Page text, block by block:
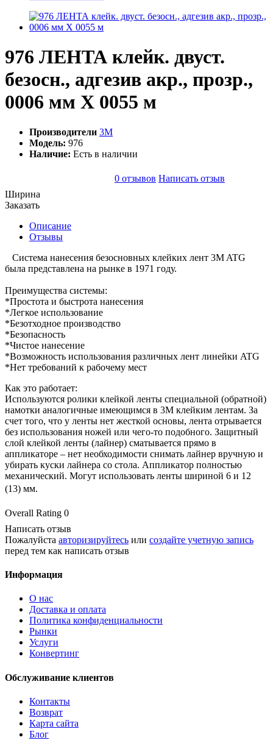
976 ЛЕНТА клейк. двуст.
безосн., адгезив акр., прозр.,
0006 мм Х 0055 м
Производители 3M
Модель: 976
Наличие: Есть в наличии
0 отзывов Написать отзыв
Ширина
Заказать
Описание
Отзывы
Система нанесения безосновных клейких лент 3M ATG
была представлена на рынке в 1971 году.
Преимущества системы:
*Простота и быстрота нанесения
*Легкое использование
*Безотходное производство
*Безопасность
*Чистое нанесение
*Возможность использования различных лент линейки ATG
*Нет требований к рабочему мест
Как это работает:
Используются ролики клейкой ленты специальной (обратной)
намотки аналогичные имеющимся в 3М клейким лентам. За
счет того, что у ленты нет жесткой основы, лента отрывается
без использования ножей или чего-то подобного. Защитный
слой клейкой ленты (лайнер) сматывается прямо в
аппликаторе – нет необходимости снимать лайнер вручную и
убирать куски лайнера со стола. Аппликатор полностью
механический. Могут использовать ленты шириной 6 и 12
(13) мм.
Overall Rating 0
Написать отзыв
Пожалуйста авторизируйтесь или создайте учетную запись
перед тем как написать отзыв
Информация
O нас
Доставка и оплата
Политика конфиденциальности
Рынки
Услуги
Конвертинг
Обслуживание клиентов
Контакты
Возврат
Карта сайта
Блог